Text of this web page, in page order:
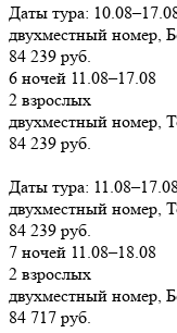
Даты тура:
двухместный номер,
84 239 руб.
6 ночей 11.08–17.08
2 взрослых
двухместный номер,
84 239 руб.
Даты тура:
двухместный номер,
84 239 руб.
7 ночей 11.08–18.08
2 взрослых
двухместный номер,
84 717 руб.